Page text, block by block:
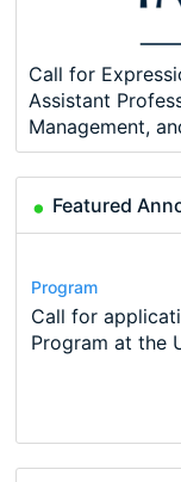
Call for
Assistant
Management,
Featured
Conference
Modern
New Problems,
Program
Call for
Program at the
Program
TEaM – Two
programme in
Conference
48th RSEP
Course
Oxford
Summer School
Job
Economic